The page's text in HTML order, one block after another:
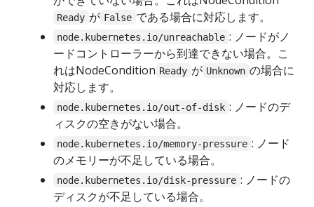
Ready が False である場合に対応します。
node.kubernetes.io/unreachable : ノードがノ
ードコントローラーから到達できない場合。こ
れはNodeCondition Ready が Unknown の場合に
対応します。
node.kubernetes.io/out-of-disk : ノードのデ
ィスクの空きがない場合。
node.kubernetes.io/memory-pressure : ノード
のメモリーが不足している場合。
node.kubernetes.io/disk-pressure : ノードの
ディスクが不足している場合。